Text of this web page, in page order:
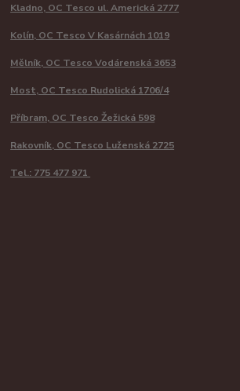
Kladno, OC Tesco ul. Americká 2777
Kolín, OC Tesco V Kasárnách 1019
Mělník, OC Tesco Vodárenská 3653
Most, OC Tesco Rudolická 1706/4
Příbram, OC Tesco Žežická 598
Rakovník, OC Tesco Luženská 2725
Tel.: 775 477 971